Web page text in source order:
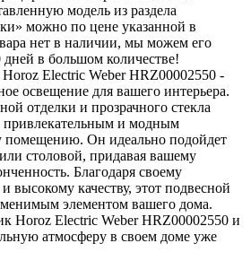
модель из раздела
можно по цене указанной в
нет в наличии, мы можем его
дней в большом количестве!
Electric Weber HRZ00002550 -
освещение для вашего интерьера.
отделки и прозрачного стекла
привлекательным и модным
Он идеально подойдет
столовой, придавая вашему
Благодаря своему
высокому качеству, этот подвесной
элементом вашего дома.
Horoz Electric Weber HRZ00002550 и
атмосферу в своем доме уже